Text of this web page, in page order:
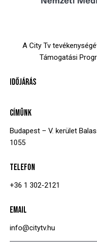
A City Tv
Támogatási
IDŐJÁRÁS
CÍMÜNK
Budapest – V. kerület
1055
TELEFON
+36 1 302-2121
EMAIL
info@citytv.hu